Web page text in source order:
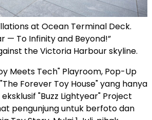
at Ocean Terminal Deck.
— To Infinity and Beyond!”
the Victoria Harbour skyline.
Meets Tech" Playroom, Pop-Up
Forever Toy House" yang hanya
"Buzz Lightyear" Project
pengunjung untuk berfoto dan